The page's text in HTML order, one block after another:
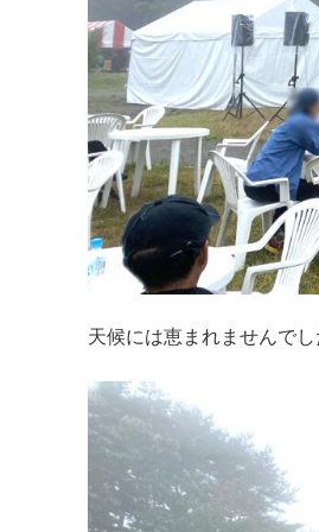
天候には恵まれませんで